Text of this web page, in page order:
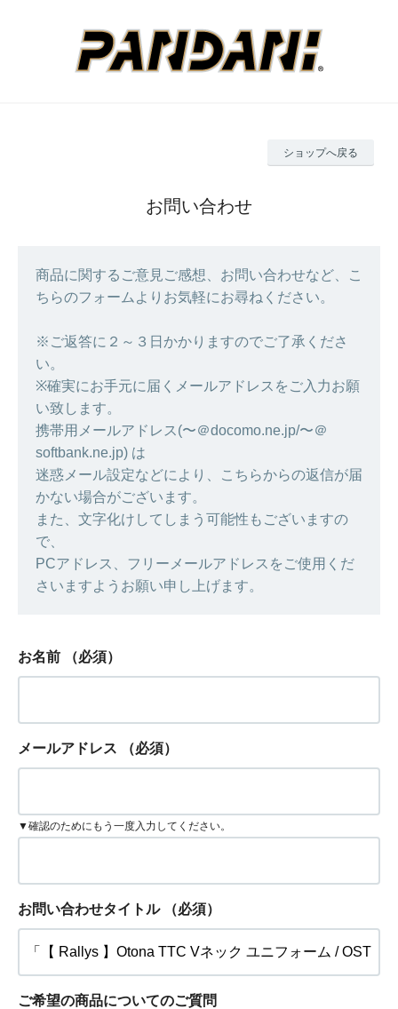
ショップへ戻る
お問い合わせ
商品に関するご意見ご感想、お問い合わせなど、こ
ちらのフォームよりお気軽にお尋ねください。
※ご返答に２～３日かかりますのでご了承くださ
い。
※確実にお手元に届くメールアドレスをご入力お願
い致します。
携帯用メールアドレス(〜＠docomo.ne.jp/〜＠
softbank.ne.jp) は
迷惑メール設定などにより、こちらからの返信が届
かない場合がございます。
また、文字化けしてしまう可能性もございますの
で、
PCアドレス、フリーメールアドレスをご使用くだ
さいますようお願い申し上げます。
お名前 （必須）
メールアドレス （必須）
▼確認のためにもう一度入力してください。
お問い合わせタイトル （必須）
ご希望の商品についてのご質問